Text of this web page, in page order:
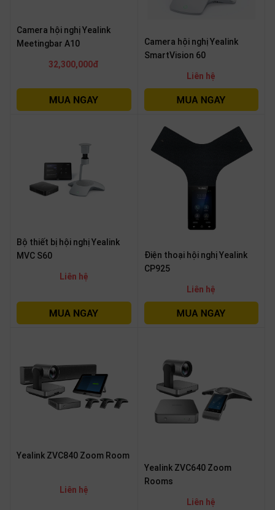
Camera hội nghị Yealink
Meetingbar A10
32,300,000đ
Camera hội nghị Yealink
SmartVision 60
Liên hệ
Bộ thiết bị hội nghị Yealink
MVC S60
Liên hệ
Điện thoại hội nghị Yealink
CP925
Liên hệ
Yealink ZVC840 Zoom Room
Liên hệ
Yealink ZVC640 Zoom
Rooms
Liên hệ